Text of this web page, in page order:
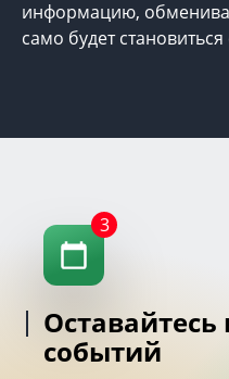
информацию,
само будет
3
событий